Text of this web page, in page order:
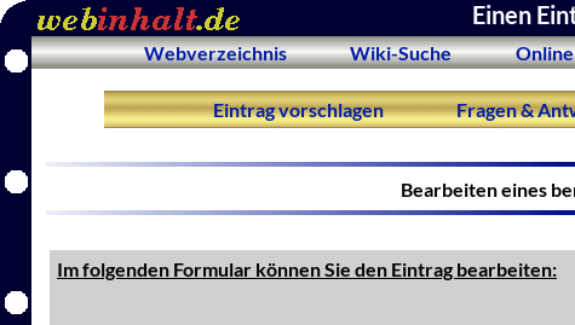
Einen
Webverzeichnis Wiki-Suche
Eintrag vorschlagen Fragen &
Bearbeiten eines
Im folgenden Formular können Sie den Eintrag bearbeiten: